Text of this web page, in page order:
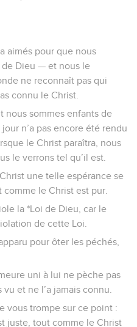
aimés pour que nous
de Dieu — et nous le
ne reconnaît pas qui
connu le Christ.
nous sommes enfants de
n’a pas encore été rendu
le Christ paraîtra, nous
le verrons tel qu’il est.
une telle espérance se
le Christ est pur.
la *Loi de Dieu, car le
de cette Loi.
pour ôter les péchés,
uni à lui ne pèche pas
et ne l’a jamais connu.
vous trompe sur ce point :
juste, tout comme le Christ